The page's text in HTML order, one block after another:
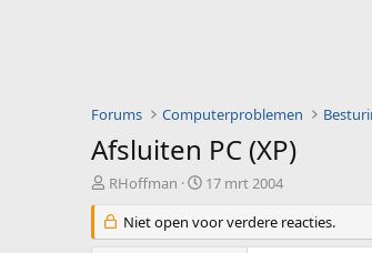
Forums Computerproblemen
Afsluiten PC (XP)
O
d
e
RHoffman
S
a
r
17 mrt 2004
Niet open voor verdere reacties.